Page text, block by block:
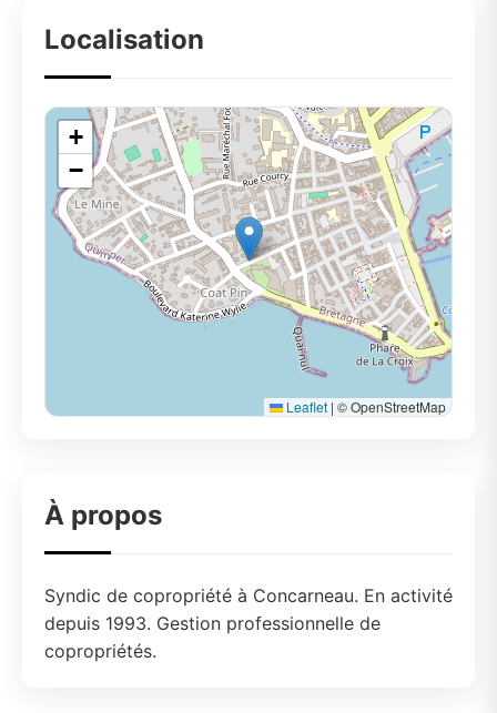
Localisation
+
−
Leaflet | © OpenStreetMap
À propos
Syndic de copropriété à Concarneau. En activité
depuis 1993. Gestion professionnelle de
copropriétés.